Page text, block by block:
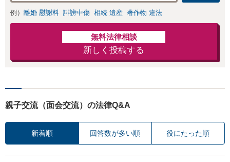
例） 離婚 慰謝料 誹謗中傷 相続 遺産 著作物 違法
無料法律相談
新しく投稿する
親子交流（面会交流）の法律Q&A
新着順 回答数が多い順 役にたった順